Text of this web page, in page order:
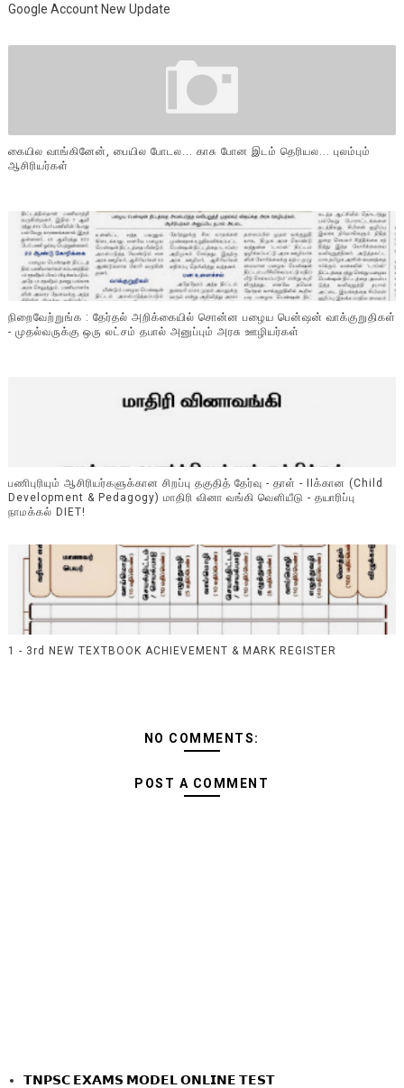
Google Account New Update
கையில வாங்கினேன், பையில போடல... காசு போன இடம் தெரியல... புலம்பும்
ஆசிரியர்கள்
நிறைவேற்றுங்க : தேர்தல் அறிக்கையில் சொன்ன பழைய பென்ஷன் வாக்குறுதிகள்
- முதல்வருக்கு ஒரு லட்சம் தபால் அனுப்பும் அரசு ஊழியர்கள்
பணிபுரியும் ஆசிரியர்களுக்கான சிறப்பு தகுதித் தேர்வு - தாள் - IIக்கான (Child
Development & Pedagogy) மாதிரி வினா வங்கி வெளியீடு - தயாரிப்பு
நாமக்கல் DIET!
1 - 3rd NEW TEXTBOOK ACHIEVEMENT & MARK REGISTER
NO COMMENTS:
POST A COMMENT
𝗧𝗡𝗣𝗦𝗖 𝗘𝗫𝗔𝗠𝗦 𝗠𝗢𝗗𝗘𝗟 𝗢𝗡𝗟𝗜𝗡𝗘 𝗧𝗘𝗦𝗧